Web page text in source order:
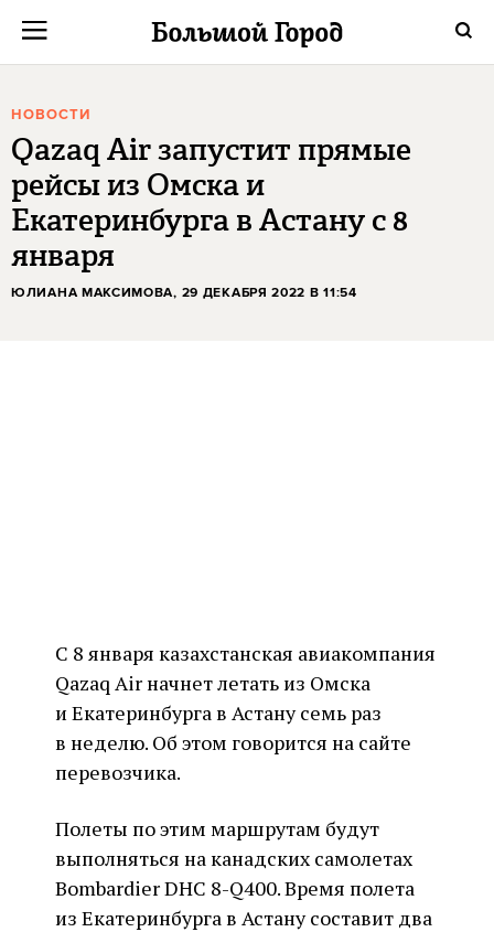
НОВОСТИ
Qazaq Air запустит прямые
рейсы из Омска и
Екатеринбурга в Астану с 8
января
ЮЛИАНА МАКСИМОВА, 29 ДЕКАБРЯ 2022 В 11:54
С 8 января казахстанская авиакомпания
Qazaq Air начнет летать из Омска
и Екатеринбурга в Астану семь раз
в неделю. Об этом говорится на сайте
перевозчика.
Полеты по этим маршрутам будут
выполняться на канадских самолетах
Bombardier DHC 8-Q400. Время полета
из Екатеринбурга в Астану составит два